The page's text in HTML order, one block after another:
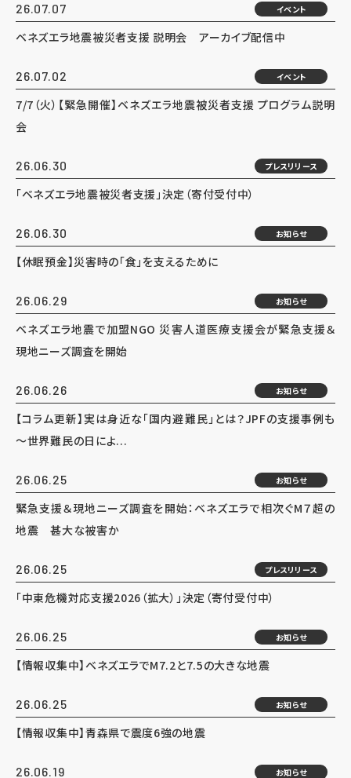
26.07.07 イベント
ベネズエラ地震被災者支援 説明会 アーカイブ配信中
26.07.02 イベント
7/7（火）【緊急開催】ベネズエラ地震被災者支援 プログラム説明
会
26.06.30 プレスリリース
「ベネズエラ地震被災者支援」決定（寄付受付中）
26.06.30 お知らせ
【休眠預金】災害時の「食」を支えるために
26.06.29 お知らせ
ベネズエラ地震で加盟NGO 災害人道医療支援会が緊急支援＆
現地ニーズ調査を開始
26.06.26 お知らせ
【コラム更新】実は身近な「国内避難民」とは？JPFの支援事例も
～世界難民の日によ...
26.06.25 お知らせ
緊急支援＆現地ニーズ調査を開始：ベネズエラで相次ぐM７超の
地震 甚大な被害か
26.06.25 プレスリリース
「中東危機対応支援2026（拡大）」決定（寄付受付中）
26.06.25 お知らせ
【情報収集中】ベネズエラでM7.2と7.5の大きな地震
26.06.25 お知らせ
【情報収集中】青森県で震度6強の地震
26.06.19 お知らせ